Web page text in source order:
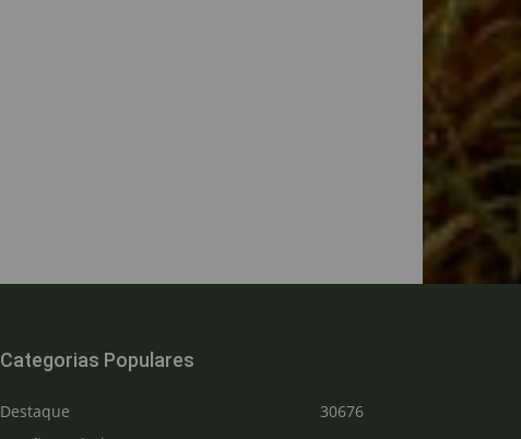
Categorias Populares
Destaque
30676